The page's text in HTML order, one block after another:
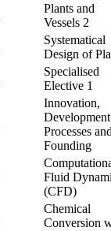
Plants and
Vessels 2
Systematical
Design of
Specialised
Elective 1
Innovation,
Development
Processes
Founding
Fluid
(CFD)
Chemical
Conversion